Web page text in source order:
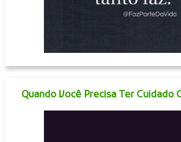
Quando Você Precisa Ter Cuidado